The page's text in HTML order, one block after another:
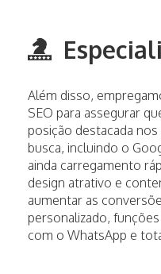
Além disso,
SEO para assegurar
posição destacada
busca, incluindo o
ainda carregamento
design atrativo e
aumentar as
personalizado,
com o WhatsApp e